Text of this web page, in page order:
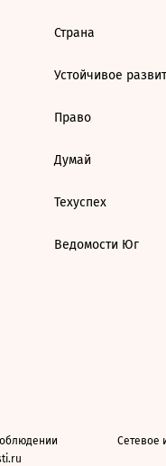
Страна
Устойчивое
Право
Думай
Техуспех
Ведомости Юг
Сетевое